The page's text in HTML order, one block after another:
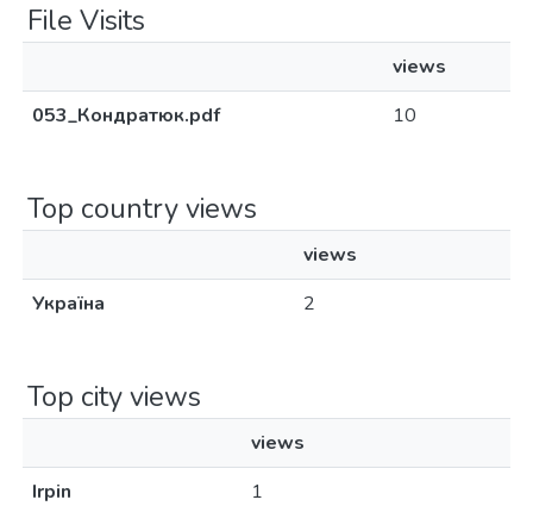
File Visits
views
053_Кондратюк.pdf
10
Top country views
views
Україна
2
Top city views
views
Irpin
1